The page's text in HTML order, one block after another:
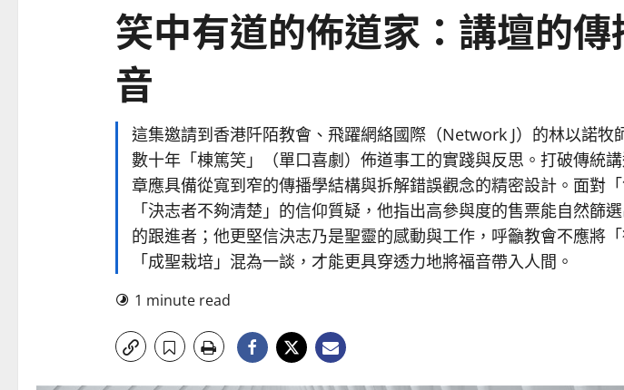
笑中有道的佈道家：講壇的傳
音
這集邀請到香港阡陌教會、飛躍網絡國際（Network J）的林以諾牧
數十年「棟篤笑」（單口喜劇）佈道事工的實踐與反思。打破傳統
章應具備從寬到窄的傳播學結構與拆解錯誤觀念的精密設計。面對
「決志者不夠清楚」的信仰質疑，他指出高參與度的售票能自然篩
的跟進者；他更堅信決志乃是聖靈的感動與工作，呼籲教會不應將
「成聖栽培」混為一談，才能更具穿透力地將福音帶入人間。
1 minute read